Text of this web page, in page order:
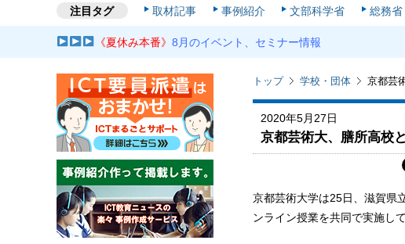
注目タグ 取材記事 事例紹介 文部科学省 総務省
《夏休み本番》8月のイベント、セミナー情報
トップ 学校・団体 京都芸
2020年5月27日
京都芸術大、膳所高校
京都芸術大学は25日、滋賀県
ンライン授業を共同で実施し